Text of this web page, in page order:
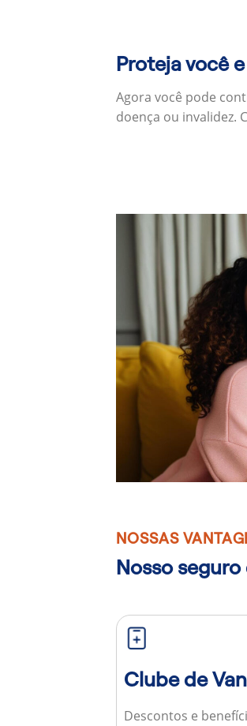
Proteja você
Agora você pode
doença ou invalidez.
NOSSAS
Nosso
Clube de
Descontos e